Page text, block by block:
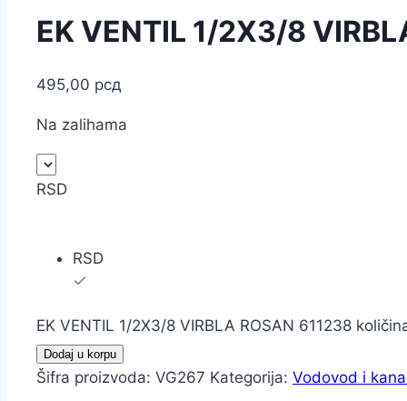
EK VENTIL 1/2X3/8
495,00 рсд
Na zalihama
RSD
RSD
EK VENTIL 1/2X3/8 VIRBLA ROSAN 611238
Dodaj u korpu
Šifra proizvoda: VG267 Kategorija: Vodovod i